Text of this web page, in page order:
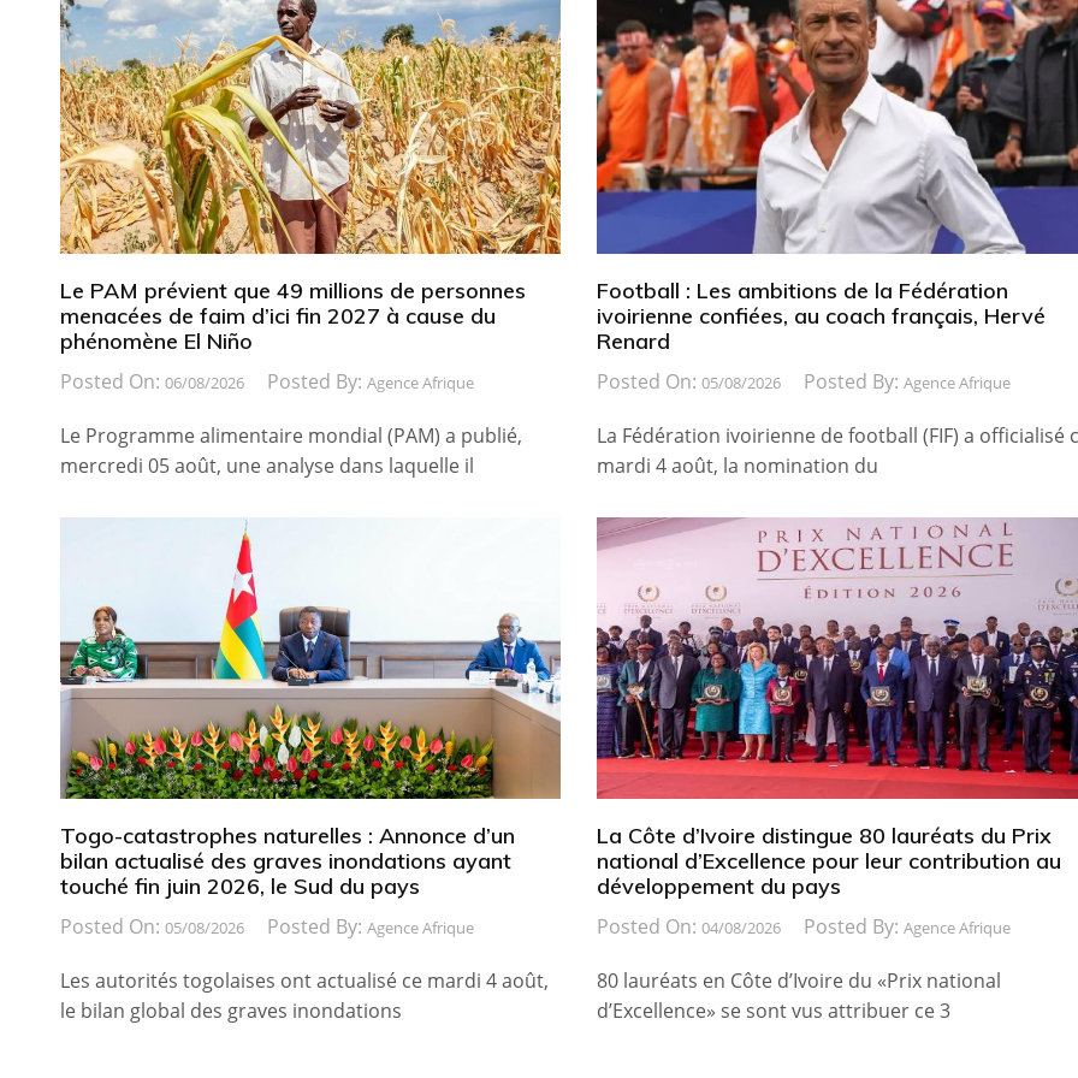
Le PAM prévient que 49 millions de personnes
menacées de faim d’ici fin 2027 à cause du
phénomène El Niño
Posted On: 06/08/2026 Posted By: Agence Afrique
Le Programme alimentaire mondial (PAM) a publié,
mercredi 05 août, une analyse dans laquelle il
Football : Les ambitions de la Fédération
ivoirienne confiées, au coach français, Hervé
Renard
Posted On: 05/08/2026 Posted By: Agence Afrique
La Fédération ivoirienne de football (FIF) a officialisé
mardi 4 août, la nomination du
Togo-catastrophes naturelles : Annonce d’un
bilan actualisé des graves inondations ayant
touché fin juin 2026, le Sud du pays
Posted On: 05/08/2026 Posted By: Agence Afrique
Les autorités togolaises ont actualisé ce mardi 4 août,
le bilan global des graves inondations
La Côte d’Ivoire distingue 80 lauréats du Prix
national d’Excellence pour leur contribution au
développement du pays
Posted On: 04/08/2026 Posted By: Agence Afrique
80 lauréats en Côte d’Ivoire du «Prix national
d’Excellence» se sont vus attribuer ce 3